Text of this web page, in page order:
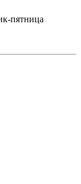
пятница